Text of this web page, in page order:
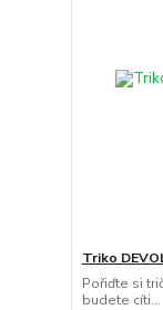
Triko
Pořiďte si
budete cíti...